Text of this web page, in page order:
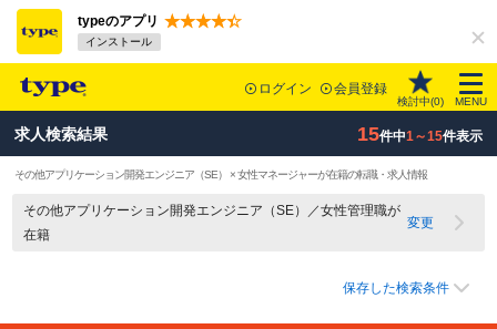
typeのアプリ
インストール
ログイン 会員登録
検討中(0) MENU
求人検索結果 15件中1～15件表示
その他アプリケーション開発エンジニア（SE） × 女性マネージャーが在籍の転職・求人情報
その他アプリケーション開発エンジニア（SE）／女性管理職が
在籍
変更
保存した検索条件